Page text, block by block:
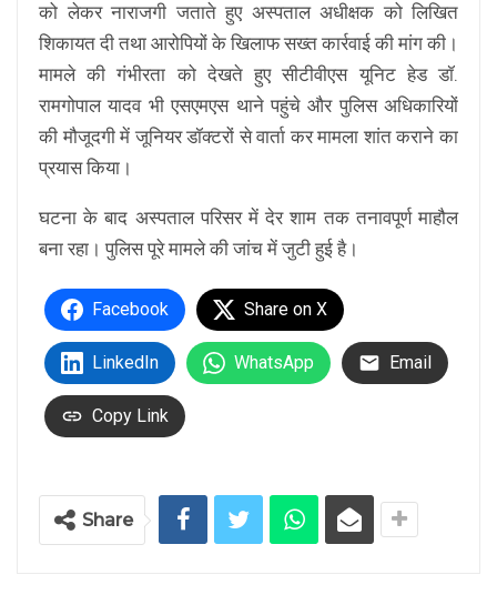
को लेकर नाराजगी जताते हुए अस्पताल अधीक्षक को लिखित
शिकायत दी तथा आरोपियों के खिलाफ सख्त कार्रवाई की मांग की।
मामले की गंभीरता को देखते हुए सीटीवीएस यूनिट हेड डॉ.
रामगोपाल यादव भी एसएमएस थाने पहुंचे और पुलिस अधिकारियों
की मौजूदगी में जूनियर डॉक्टरों से वार्ता कर मामला शांत कराने का
प्रयास किया।
घटना के बाद अस्पताल परिसर में देर शाम तक तनावपूर्ण माहौल
बना रहा। पुलिस पूरे मामले की जांच में जुटी हुई है।
Facebook Share on X
LinkedIn WhatsApp Email
Copy Link
Share